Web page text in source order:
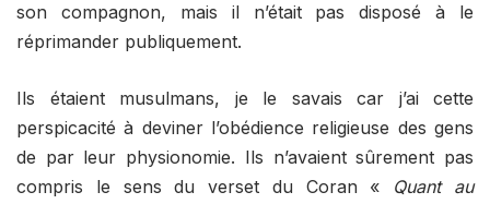
son compagnon, mais il n’était pas disposé à le
réprimander publiquement.
Ils étaient musulmans, je le savais car j’ai cette
perspicacité à deviner l’obédience religieuse des gens
de par leur physionomie. Ils n’avaient sûrement pas
compris le sens du verset du Coran « Quant au